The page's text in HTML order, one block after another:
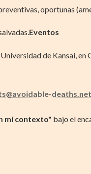
oportunas
Eventos
de Kansai, en
deaths.net
mi contexto" bajo el